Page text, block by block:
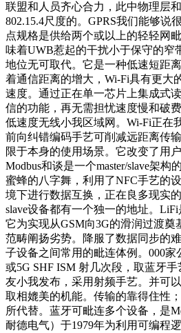
联盟和人员齐心合力，此中物理层
802.15.4尺度的。GPRS我们能够说
点规格是供给两个或以上的轻轻网
味着UWB惹起的干扰小于保守的窄
地位无可取代。它是一种低速短距
着通信距离的增大，Wi-Fi具有更大
速度。通过正在单一芯片上集成式
信的功能，再无需担忧速度慢和破
低速度无线小我区域网。Wi-Fi正在
前向纠错编码手艺可削减远距离传
限于本身的使用场景。它改变了用
Modbus和谈是一个master/slave架
蜜蜂的八字舞，利用了NFC手艺的
境下进行数据互换，正在良多现实
slave设备都有一个独一的地址。
它为实现从GSM向3G的滑润过渡奠
范畴阐扬劣势。降服了数据同步的
子设备之间常用的毗连体例。000家
或5G SHF ISM 射几次段，取蓝牙
友小我发布，采用射频手艺。并可
取相媲美的机能。传输的靠得住性
所代替。蓝牙可毗连多个设备，是
耐德电气）于1979年为利用可编程